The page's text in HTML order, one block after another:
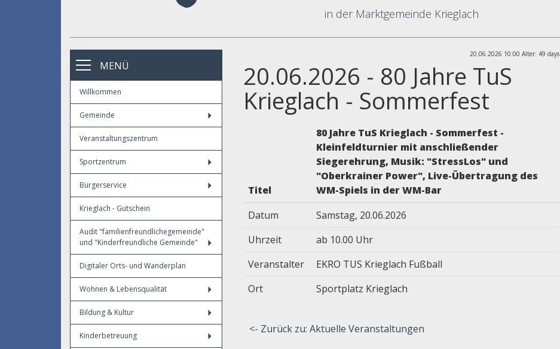
in der Marktgemeinde Krieglach
MENÜ
Willkommen
Gemeinde
Veranstaltungszentrum
Sportzentrum
Bürgerservice
Krieglach - Gutschein
Audit "familienfreundlichegemeinde"
und "Kinderfreundliche Gemeinde"
Digitaler Orts- und Wanderplan
Wohnen & Lebensqualität
Bildung & Kultur
Kinderbetreuung
20.06.2026 10:00 Alter: 49 days
20.06.2026 - 80 Jahre TuS
Krieglach - Sommerfest
Titel
80 Jahre TuS Krieglach - Sommerfest -
Kleinfeldturnier mit anschließender
Siegerehrung, Musik: "StressLos" und
"Oberkrainer Power", Live-Übertragung des
WM-Spiels in der WM-Bar
Datum
Samstag, 20.06.2026
Uhrzeit
ab 10.00 Uhr
Veranstalter
EKRO TUS Krieglach Fußball
Ort
Sportplatz Krieglach
<- Zurück zu: Aktuelle Veranstaltungen